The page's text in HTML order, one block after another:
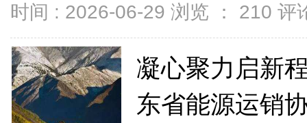
时间 : 2026-06-29 浏览 ： 210 评
凝心聚力启新
东省能源运销